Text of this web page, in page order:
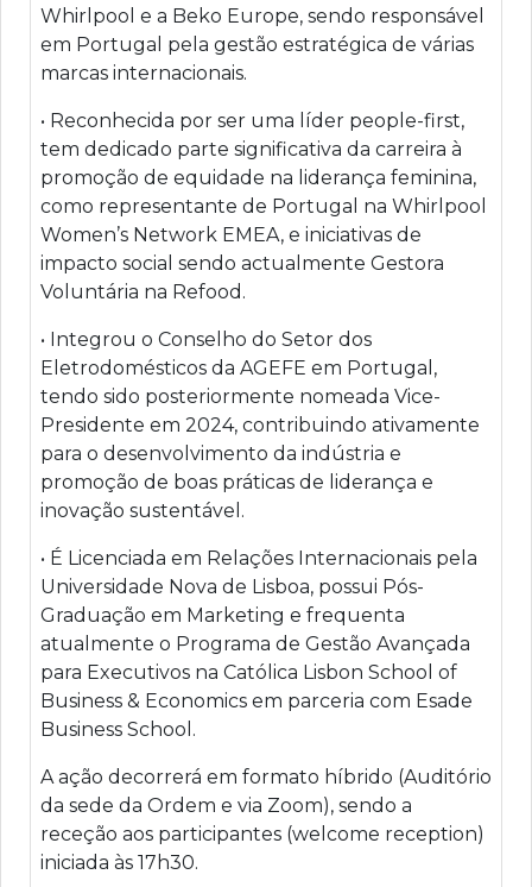
Whirlpool e a Beko Europe, sendo responsável
em Portugal pela gestão estratégica de várias
marcas internacionais.
• Reconhecida por ser uma líder people-first,
tem dedicado parte significativa da carreira à
promoção de equidade na liderança feminina,
como representante de Portugal na Whirlpool
Women’s Network EMEA, e iniciativas de
impacto social sendo actualmente Gestora
Voluntária na Refood.
• Integrou o Conselho do Setor dos
Eletrodomésticos da AGEFE em Portugal,
tendo sido posteriormente nomeada Vice-
Presidente em 2024, contribuindo ativamente
para o desenvolvimento da indústria e
promoção de boas práticas de liderança e
inovação sustentável.
• É Licenciada em Relações Internacionais pela
Universidade Nova de Lisboa, possui Pós-
Graduação em Marketing e frequenta
atualmente o Programa de Gestão Avançada
para Executivos na Católica Lisbon School of
Business & Economics em parceria com Esade
Business School.
A ação decorrerá em formato híbrido (Auditório
da sede da Ordem e via Zoom), sendo a
receção aos participantes (welcome reception)
iniciada às 17h30.